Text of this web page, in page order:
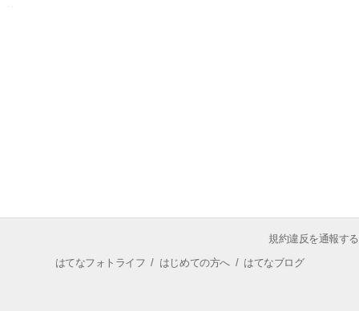
規約違反を通報する
はてなフォトライフ / はじめての方へ/ はてなブログ